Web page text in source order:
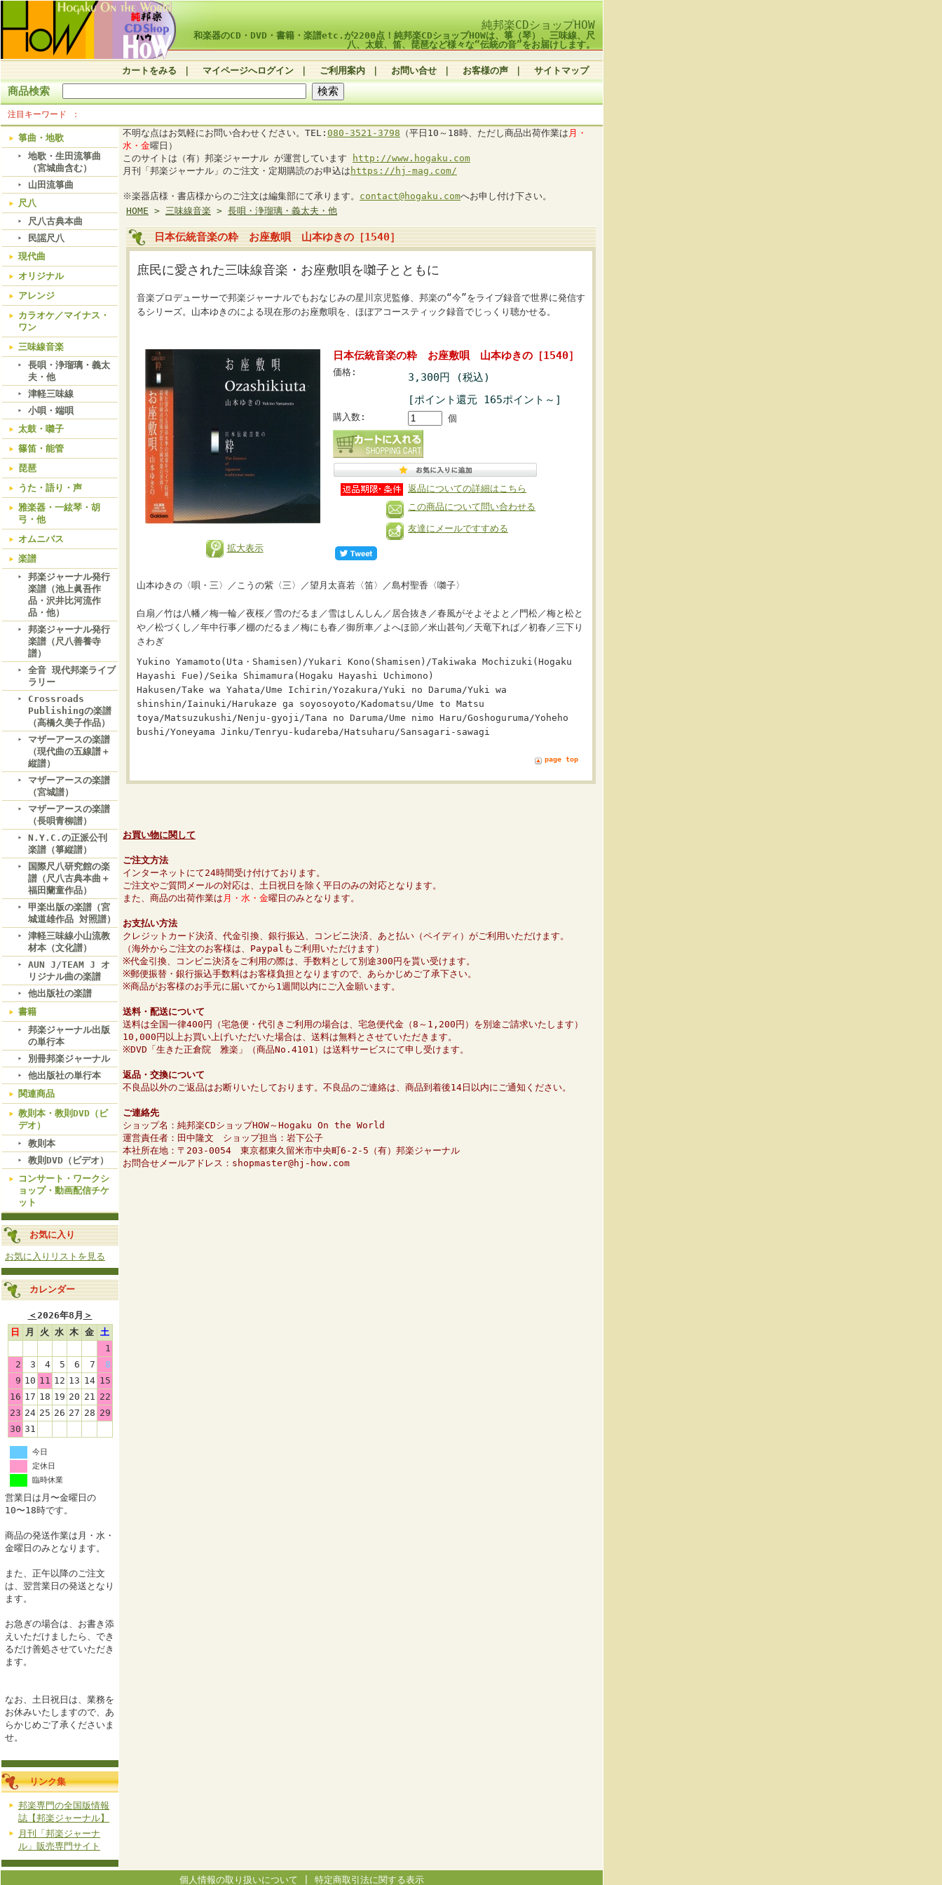
純邦楽CDショップHOW
和楽器のCD・DVD・書籍・楽譜etc.が2200点！純邦楽CDショップHOWは、箏（琴）、三味線、尺
八、太鼓、笛、琵琶など様々な“伝統の音”をお届けします。
カートをみる｜ マイページへログイン｜ ご利用案内｜ お問い合せ｜ お客様の声｜ サイトマップ
商品検索
注目キーワード
箏曲・地歌
地歌・生田流箏曲
（宮城曲含む）
山田流箏曲
尺八
尺八古典本曲
民謡尺八
現代曲
オリジナル
アレンジ
カラオケ／マイナス・
ワン
三味線音楽
長唄・浄瑠璃・義太
夫・他
津軽三味線
小唄・端唄
太鼓・囃子
篠笛・能管
琵琶
うた・語り・声
雅楽器・一絃琴・胡
弓・他
オムニバス
楽譜
邦楽ジャーナル発行
楽譜（池上眞吾作
品・沢井比河流作
品・他）
邦楽ジャーナル発行
楽譜（尺八善養寺
譜）
全音 現代邦楽ライブ
ラリー
Crossroads
Publishingの楽譜
（高橋久美子作品）
マザーアースの楽譜
（現代曲の五線譜＋
縦譜）
マザーアースの楽譜
（宮城譜）
マザーアースの楽譜
（長唄青柳譜）
N.Y.C.の正派公刊
楽譜（箏縦譜）
国際尺八研究館の楽
譜（尺八古典本曲＋
福田蘭童作品）
甲楽出版の楽譜（宮
城道雄作品 対照譜）
津軽三味線小山流教
材本（文化譜）
AUN J/TEAM J オ
リジナル曲の楽譜
他出版社の楽譜
書籍
邦楽ジャーナル出版
の単行本
別冊邦楽ジャーナル
他出版社の単行本
関連商品
教則本・教則DVD（ビ
デオ）
教則本
教則DVD（ビデオ）
コンサート・ワークシ
ョップ・動画配信チケ
ット
お気に入り
お気に入りリストを見る
カレンダー
＜2026年8月 ＞
日
月 火 水 木 金
土
1
2
3 4 5 6 7
8
9 10 11 12 13 14 15
16 17 18 19 20 21 22
23 24 25 26 27 28 29
30 31
今日
定休日
臨時休業
営業日は月〜金曜日の
10〜18時です。
商品の発送作業は月・水・
金曜日のみとなります。
また、正午以降のご注文
は、翌営業日の発送となり
ます。
お急ぎの場合は、お書き添
えいただけましたら、でき
るだけ善処させていただき
ます。
なお、土日祝日は、業務を
お休みいたしますので、あ
らかじめご了承くださいま
せ。
リンク集
邦楽専門の全国版情報
誌【邦楽ジャーナル】
月刊「邦楽ジャーナ
ル」販売専門サイト
不明な点はお気軽にお問い合わせください。TEL: 080-3521-3798 （平日10～18時、ただし商品出荷作業は 月・
水・金曜日）
このサイトは（有）邦楽ジャーナル が運営しています
http://www.hogaku.com
月刊「邦楽ジャーナル」のご注文・定期購読のお申込は https://hj-mag.com/
※楽器店様・書店様からのご注文は編集部にて承ります。 contact@hogaku.comへお申し付け下さい。
HOME > 三味線音楽 > 長唄・浄瑠璃・義太夫・他
日本伝統音楽の粋 お座敷唄 山本ゆきの［1540］
庶民に愛された三味線音楽・お座敷唄を囃子とともに
音楽プロデューサーで邦楽ジャーナルでもおなじみの星川京児監修、邦楽の“今”をライブ録音で世界に発信す
るシリーズ。山本ゆきのによる現在形のお座敷唄を、ほぼアコースティック録音でじっくり聴かせる。
拡大表示
日本伝統音楽の粋 お座敷唄 山本ゆきの［1540］
価格:
3,300円 (税込)
[ポイント還元 165ポイント～]
購入数: 個
返品についての詳細はこちら
この商品について問い合わせる
友達にメールですすめる
山本ゆきの〈唄・三〉／こうの紫〈三〉／望月太喜若〈笛〉／島村聖香〈囃子〉
白扇／竹は八幡／梅一輪／夜桜／雪のだるま／雪はしんしん／居合抜き／春風がそよそよと／門松／梅と松と
や／松づくし／年中行事／棚のだるま／梅にも春／御所車／よへほ節／米山甚句／天竜下れば／初春／三下り
さわぎ
Yukino Yamamoto(Uta・Shamisen)/Yukari Kono(Shamisen)/Takiwaka Mochizuki(Hogaku
Hayashi Fue)/Seika Shimamura(Hogaku Hayashi Uchimono)
Hakusen/Take wa Yahata/Ume Ichirin/Yozakura/Yuki no Daruma/Yuki wa
shinshin/Iainuki/Harukaze ga soyosoyoto/Kadomatsu/Ume to Matsu
toya/Matsuzukushi/Nenju-gyoji/Tana no Daruma/Ume nimo Haru/Goshoguruma/Yoheho
bushi/Yoneyama Jinku/Tenryu-kudareba/Hatsuharu/Sansagari-sawagi
page top
お買い物に関して
ご注文方法
インターネットにて24時間受け付けております。
ご注文やご質問メールの対応は、土日祝日を除く平日のみの対応となります。
また、商品の出荷作業は 月・水・金曜日のみとなります。
お支払い方法
クレジットカード決済、代金引換、銀行振込、コンビニ決済、あと払い（ペイディ）がご利用いただけます。
（海外からご注文のお客様は、Paypalもご利用いただけます）
※代金引換、コンビニ決済をご利用の際は、手数料として別途300円を貰い受けます。
※郵便振替・銀行振込手数料はお客様負担となりますので、あらかじめご了承下さい。
※商品がお客様のお手元に届いてから1週間以内にご入金願います。
送料・配送について
送料は全国一律400円（宅急便・代引きご利用の場合は、宅急便代金（8～1,200円）を別途ご請求いたします）
10,000円以上お買い上げいただいた場合は、送料は無料とさせていただきます。
※DVD「生きた正倉院 雅楽」（商品No.4101）は送料サービスにて申し受けます。
返品・交換について
不良品以外のご返品はお断りいたしております。不良品のご連絡は、商品到着後14日以内にご通知ください。
ご連絡先
ショップ名：純邦楽CDショップHOW～Hogaku On the World
運営責任者：田中隆文 ショップ担当：岩下公子
本社所在地：〒203-0054 東京都東久留米市中央町6-2-5（有）邦楽ジャーナル
お問合せメールアドレス：shopmaster@hj-how.com
個人情報の取り扱いについて 特定商取引法に関する表示